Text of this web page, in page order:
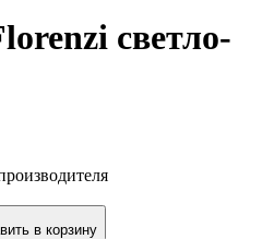
светло-
в корзину